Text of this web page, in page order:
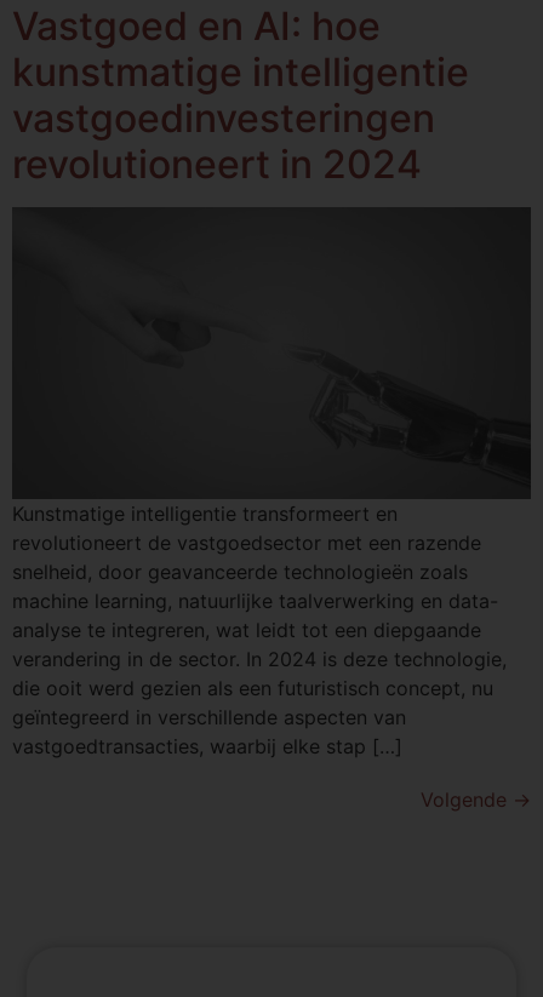
Vastgoed en AI: hoe
kunstmatige intelligentie
vastgoedinvesteringen
revolutioneert in 2024
Kunstmatige intelligentie transformeert en
revolutioneert de vastgoedsector met een razende
snelheid, door geavanceerde technologieën zoals
machine learning, natuurlijke taalverwerking en data-
analyse te integreren, wat leidt tot een diepgaande
verandering in de sector. In 2024 is deze technologie,
die ooit werd gezien als een futuristisch concept, nu
geïntegreerd in verschillende aspecten van
vastgoedtransacties, waarbij elke stap […]
Volgende →